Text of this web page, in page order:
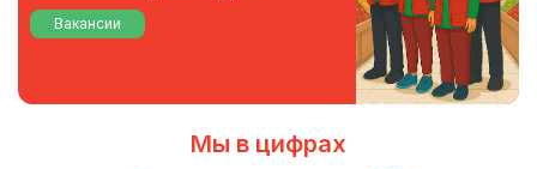
Вакансии
Мы в цифрах